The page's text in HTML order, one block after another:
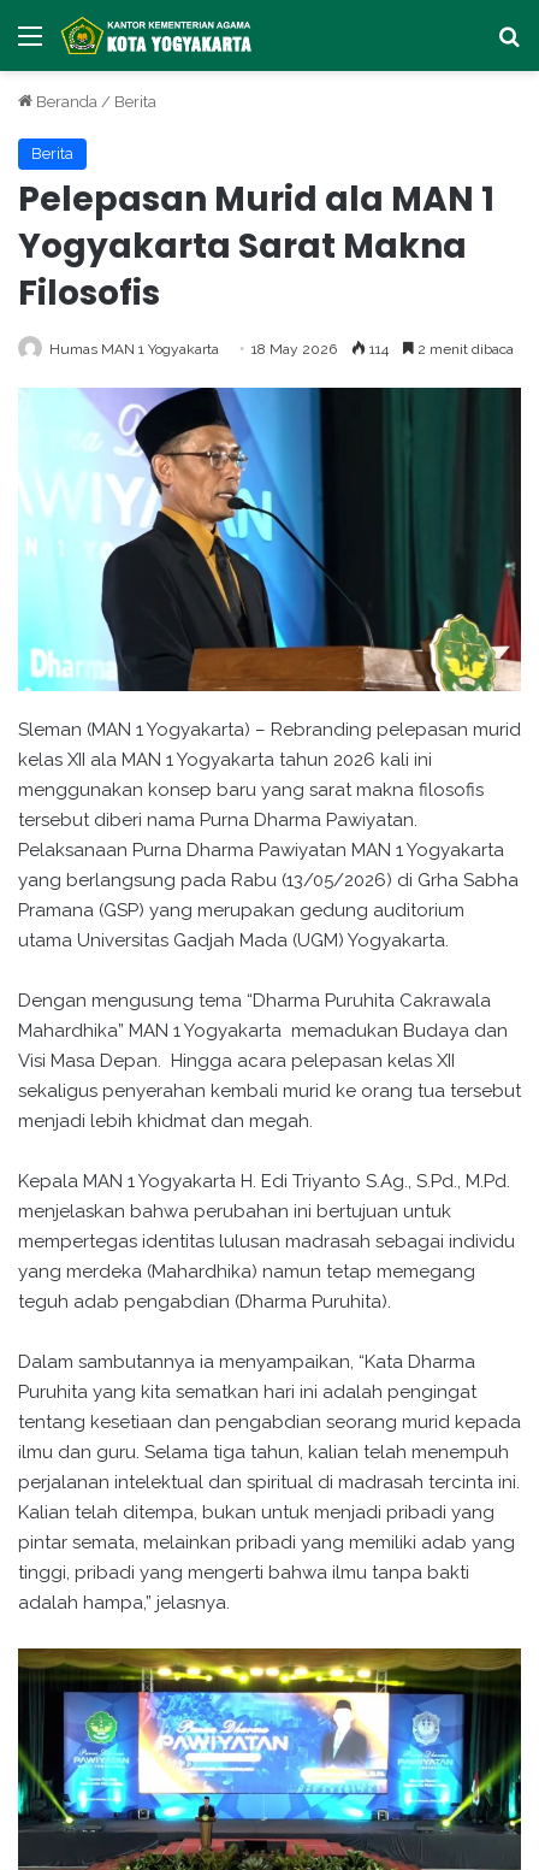
Menu
Beranda / Berita
Berita
Pelepasan Murid ala MAN 1
Yogyakarta Sarat Makna
Filosofis
Humas MAN 1 Yogyakarta 18 May 2026 114 2 menit dibaca
Sleman (MAN 1 Yogyakarta) – Rebranding pelepasan murid
kelas XII ala MAN 1 Yogyakarta tahun 2026 kali ini
menggunakan konsep baru yang sarat makna filosofis
tersebut diberi nama Purna Dharma Pawiyatan.
Pelaksanaan Purna Dharma Pawiyatan MAN 1 Yogyakarta
yang berlangsung pada Rabu (13/05/2026) di Grha Sabha
Pramana (GSP) yang merupakan gedung auditorium
utama Universitas Gadjah Mada (UGM) Yogyakarta.
Dengan mengusung tema “Dharma Puruhita Cakrawala
Mahardhika” MAN 1 Yogyakarta memadukan Budaya dan
Visi Masa Depan. Hingga acara pelepasan kelas XII
sekaligus penyerahan kembali murid ke orang tua tersebut
menjadi lebih khidmat dan megah.
Kepala MAN 1 Yogyakarta H. Edi Triyanto S.Ag., S.Pd., M.Pd.
menjelaskan bahwa perubahan ini bertujuan untuk
mempertegas identitas lulusan madrasah sebagai individu
yang merdeka (Mahardhika) namun tetap memegang
teguh adab pengabdian (Dharma Puruhita).
Dalam sambutannya ia menyampaikan, “Kata Dharma
Puruhita yang kita sematkan hari ini adalah pengingat
tentang kesetiaan dan pengabdian seorang murid kepada
ilmu dan guru. Selama tiga tahun, kalian telah menempuh
perjalanan intelektual dan spiritual di madrasah tercinta ini.
Kalian telah ditempa, bukan untuk menjadi pribadi yang
pintar semata, melainkan pribadi yang memiliki adab yang
tinggi, pribadi yang mengerti bahwa ilmu tanpa bakti
adalah hampa,” jelasnya.